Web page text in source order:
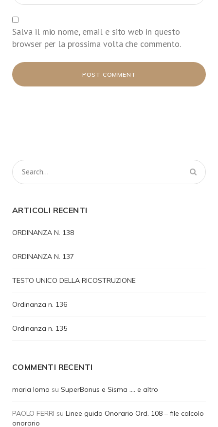
Salva il mio nome, email e sito web in questo
browser per la prossima volta che commento.
ARTICOLI RECENTI
ORDINANZA N. 138
ORDINANZA N. 137
TESTO UNICO DELLA RICOSTRUZIONE
Ordinanza n. 136
Ordinanza n. 135
COMMENTI RECENTI
maria lomo su SuperBonus e Sisma …. e altro
PAOLO FERRI su Linee guida Onorario Ord. 108 – file calcolo
onorario